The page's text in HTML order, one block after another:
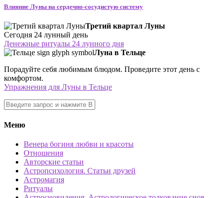
Влияние Луны на сердечно-сосудистую систему
Третий квартал Луны
Сегодня 24 лунный день
Денежные ритуалы 24 лунного дня
Луна в Тельце
Порадуйте себя любимым блюдом. Проведите этот день с
комфортом.
Упражнения для Луны в Тельце
Меню
Венера богиня любви и красоты
Отношения
Авторские статьи
Астропсихология. Статьи друзей
Астромагия
Ритуалы